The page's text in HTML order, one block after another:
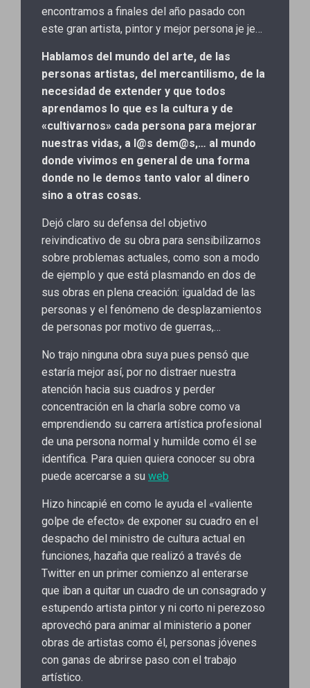
encontramos a finales del año pasado con
este gran artista, pintor y mejor persona je je…
Hablamos del mundo del arte, de las
personas artistas, del mercantilismo, de la
necesidad de extender y que todos
aprendamos lo que es la cultura y de
«cultivarnos» cada persona para mejorar
nuestras vidas, a l@s dem@s,… al mundo
donde vivimos en general de una forma
donde no le demos tanto valor al dinero
sino a otras cosas.
Dejó claro su defensa del objetivo
reivindicativo de su obra para sensibilizarnos
sobre problemas actuales, como son a modo
de ejemplo y que está plasmando en dos de
sus obras en plena creación: igualdad de las
personas y el fenómeno de desplazamientos
de personas por motivo de guerras,…
No trajo ninguna obra suya pues pensó que
estaría mejor así, por no distraer nuestra
atención hacia sus cuadros y perder
concentración en la charla sobre como va
emprendiendo su carrera artística profesional
de una persona normal y humilde como él se
identifica. Para quien quiera conocer su obra
puede acercarse a su web
Hizo hincapié en como le ayuda el «valiente
golpe de efecto» de exponer su cuadro en el
despacho del ministro de cultura actual en
funciones, hazaña que realizó a través de
Twitter en un primer comienzo al enterarse
que iban a quitar un cuadro de un consagrado y
estupendo artista pintor y ni corto ni perezoso
aprovechó para animar al ministerio a poner
obras de artistas como él, personas jóvenes
con ganas de abrirse paso con el trabajo
artístico.